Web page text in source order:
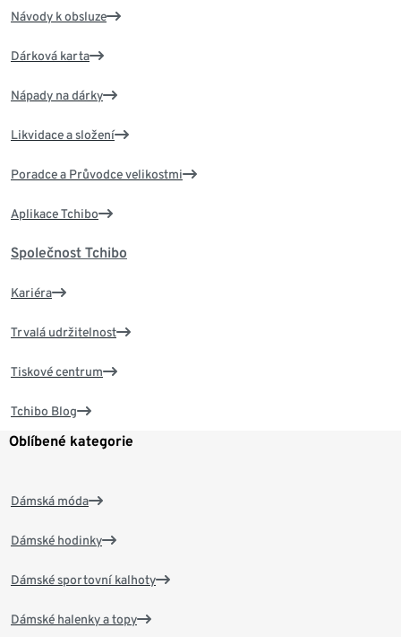
Návody k obsluze
Dárková karta
Nápady na dárky
Likvidace a složení
Poradce a Průvodce velikostmi
Aplikace Tchibo
Společnost Tchibo
Kariéra
Trvalá udržitelnost
Tiskové centrum
Tchibo Blog
Oblíbené kategorie
Dámská móda
Dámské hodinky
Dámské sportovní kalhoty
Dámské halenky a topy